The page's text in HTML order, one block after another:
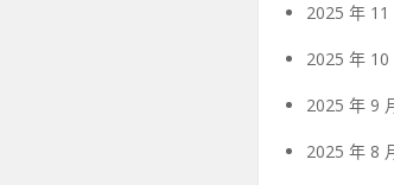
2025 年 11
2025 年 10
2025 年 9
2025 年 8